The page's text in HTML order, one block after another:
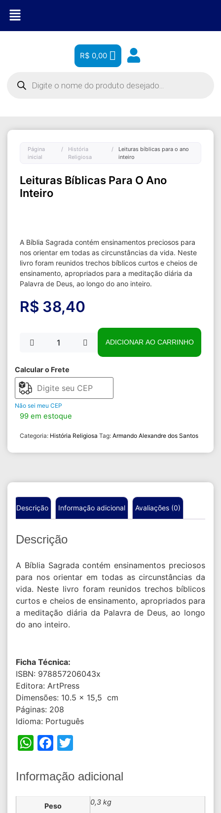
R$ 0,00
Página
inicial
/
História
Religiosa
/
Leituras bíblicas para o ano
inteiro
Leituras Bíblicas Para O Ano
Inteiro
A Bíblia Sagrada contém ensinamentos preciosos para
nos orientar em todas as circunstâncias da vida. Neste
livro foram reunidos trechos bíblicos curtos e cheios de
ensinamento, apropriados para a meditação diária da
Palavra de Deus, ao longo do ano inteiro.
R$ 38,40
ADICIONAR AO CARRINHO
Calcular o Frete
Não sei meu CEP
99 em estoque
Categoria: História Religiosa Tag:Armando Alexandre dos Santos
Descrição Informação adicional Avaliações (0)
Descrição
A Bíblia Sagrada contém ensinamentos preciosos
para nos orientar em todas as circunstâncias da
vida. Neste livro foram reunidos trechos bíblicos
curtos e cheios de ensinamento, apropriados para
a meditação diária da Palavra de Deus, ao longo
do ano inteiro.
Ficha Técnica:
ISBN: 978857206043x
Editora: ArtPress
Dimensões: 10.5 x 15,5 cm
Páginas: 208
Idioma: Português
WhatsApp
Facebook
Twitter
Informação adicional
Peso 0,3 kg